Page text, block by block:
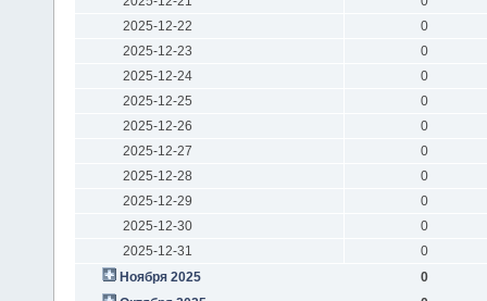
2025-12-22
0
2025-12-23
0
2025-12-24
0
2025-12-25
0
2025-12-26
0
2025-12-27
0
2025-12-28
0
2025-12-29
0
2025-12-30
0
2025-12-31
0
Ноября 2025
0